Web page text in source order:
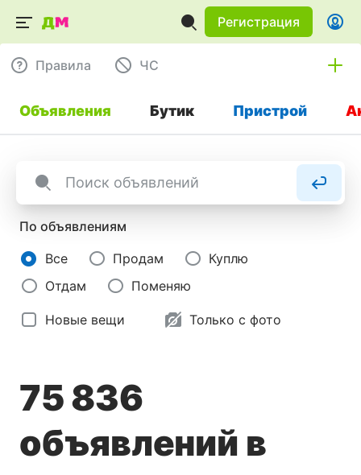
Регистрация
Правила ЧC
Объявления Бутик Пристрой
По объявлениям
Все
Продам
Куплю
Отдам
Поменяю
Новые вещи Только с фото
75 836
объявлений в